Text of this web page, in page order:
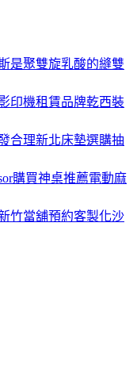
是聚雙旋乳酸的縫雙
印機租賃品牌乾西裝
合理新北床墊選購抽
購買神桌推薦電動麻
竹當舖預約客製化沙